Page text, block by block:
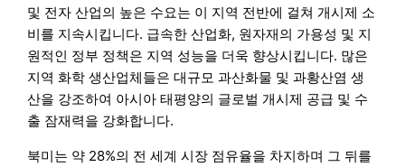
및 전자 산업의 높은 수요는 이 지역 전반에 걸쳐 개시제 소
비를 지속시킵니다. 급속한 산업화, 원자재의 가용성 및 지
원적인 정부 정책은 지역 성능을 더욱 향상시킵니다. 많은
지역 화학 생산업체들은 대규모 과산화물 및 과황산염 생
산을 강조하여 아시아 태평양의 글로벌 개시제 공급 및 수
출 잠재력을 강화합니다.
북미는 약 28%의 전 세계 시장 점유율을 차지하며 그 뒤를